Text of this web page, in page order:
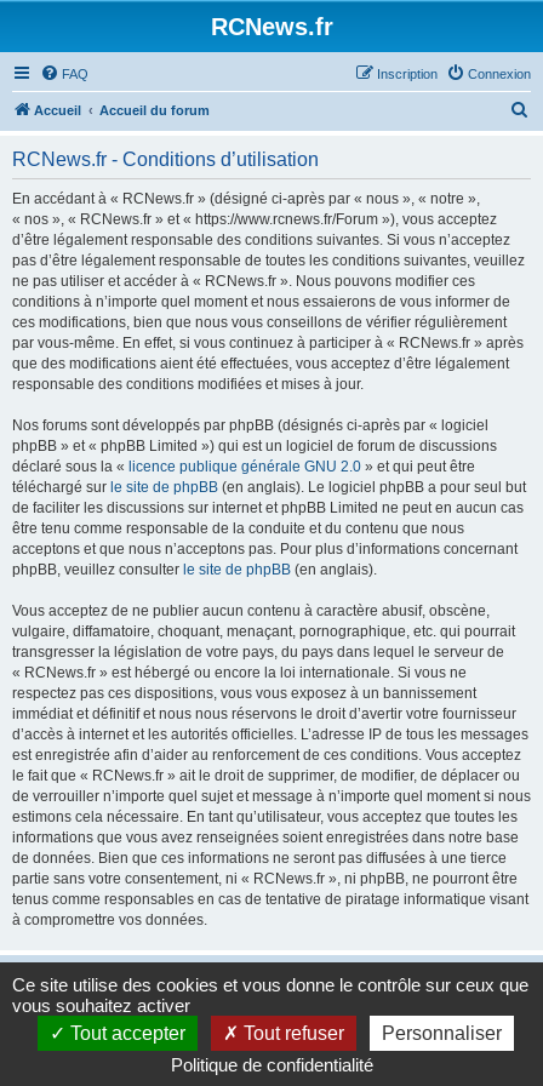
RCNews.fr
FAQ Connexion
Inscription
Accueil Accueil du forum
RCNews.fr - Conditions d’utilisation
En accédant à « RCNews.fr » (désigné ci-après par « nous », « notre »,
« nos », « RCNews.fr » et « https://www.rcnews.fr/Forum »), vous acceptez
d’être légalement responsable des conditions suivantes. Si vous n’acceptez
pas d’être légalement responsable de toutes les conditions suivantes, veuillez
ne pas utiliser et accéder à « RCNews.fr ». Nous pouvons modifier ces
conditions à n’importe quel moment et nous essaierons de vous informer de
ces modifications, bien que nous vous conseillons de vérifier régulièrement
par vous-même. En effet, si vous continuez à participer à « RCNews.fr » après
que des modifications aient été effectuées, vous acceptez d’être légalement
responsable des conditions modifiées et mises à jour.
Nos forums sont développés par phpBB (désignés ci-après par « logiciel
phpBB » et « phpBB Limited ») qui est un logiciel de forum de discussions
déclaré sous la « licence publique générale GNU 2.0 » et qui peut être
téléchargé sur le site de phpBB (en anglais). Le logiciel phpBB a pour seul but
de faciliter les discussions sur internet et phpBB Limited ne peut en aucun cas
être tenu comme responsable de la conduite et du contenu que nous
acceptons et que nous n’acceptons pas. Pour plus d’informations concernant
phpBB, veuillez consulter le site de phpBB (en anglais).
Vous acceptez de ne publier aucun contenu à caractère abusif, obscène,
vulgaire, diffamatoire, choquant, menaçant, pornographique, etc. qui pourrait
transgresser la législation de votre pays, du pays dans lequel le serveur de
« RCNews.fr » est hébergé ou encore la loi internationale. Si vous ne
respectez pas ces dispositions, vous vous exposez à un bannissement
immédiat et définitif et nous nous réservons le droit d’avertir votre fournisseur
d’accès à internet et les autorités officielles. L’adresse IP de tous les messages
est enregistrée afin d’aider au renforcement de ces conditions. Vous acceptez
le fait que « RCNews.fr » ait le droit de supprimer, de modifier, de déplacer ou
de verrouiller n’importe quel sujet et message à n’importe quel moment si nous
estimons cela nécessaire. En tant qu’utilisateur, vous acceptez que toutes les
informations que vous avez renseignées soient enregistrées dans notre base
de données. Bien que ces informations ne seront pas diffusées à une tierce
partie sans votre consentement, ni « RCNews.fr », ni phpBB, ne pourront être
tenus comme responsables en cas de tentative de piratage informatique visant
à compromettre vos données.
Accueil Accueil du forum Fuseau horaire sur
Développé parphpBB® Forum Software © phpBB Limited
Traduction française officielle©
Confidentialité|Conditions
Panneau de gestion des cookies
Ce site utilise des cookies et vous donne le contrôle sur ceux que
vous souhaitez activer
Tout accepter
Tout refuser
Personnaliser
Politique de confidentialité